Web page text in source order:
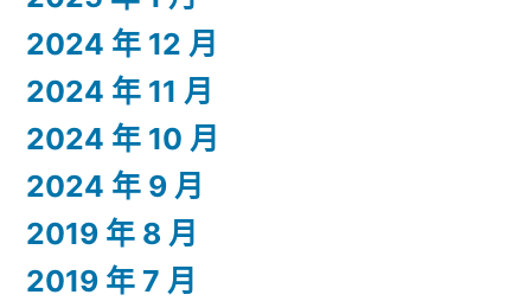
2024 年 12 月
2024 年 11 月
2024 年 10 月
2024 年 9 月
2019 年 8 月
2019 年 7 月